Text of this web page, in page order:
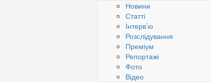
Новини
Статті
Інтерв’ю
Розслідування
Преміум
Репортажі
Фото
Відео